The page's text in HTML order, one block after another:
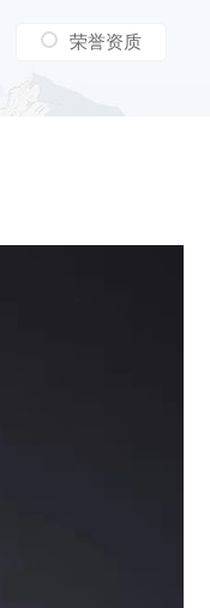
荣誉资质